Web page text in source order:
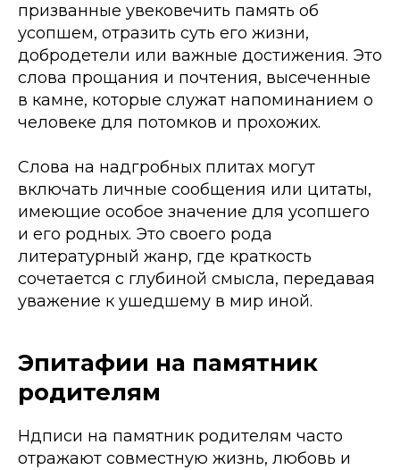
призванные увековечить память об
усопшем, отразить суть его жизни,
добродетели или важные достижения. Это
слова прощания и почтения, высеченные
в камне, которые служат напоминанием о
человеке для потомков и прохожих.
Слова на надгробных плитах могут
включать личные сообщения или цитаты,
имеющие особое значение для усопшего
и его родных. Это своего рода
литературный жанр, где краткость
сочетается с глубиной смысла, передавая
уважение к ушедшему в мир иной.
Эпитафии на памятник
родителям
Ндписи на памятник родителям часто
отражают совместную жизнь, любовь и